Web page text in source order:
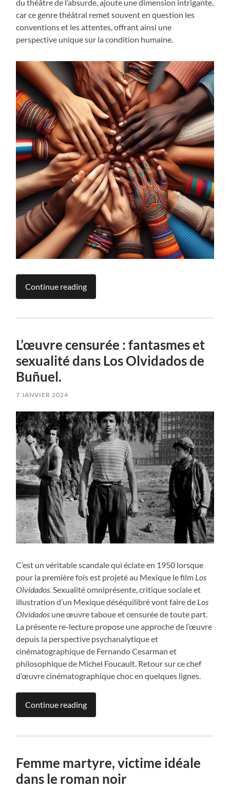
du théâtre de l’absurde, ajoute une dimension intrigante,
car ce genre théâtral remet souvent en question les
conventions et les attentes, offrant ainsi une
perspective unique sur la condition humaine.
Continue reading
L’œuvre censurée : fantasmes et
sexualité dans Los Olvidados de
Buñuel.
7 JANVIER 2024
C’est un véritable scandale qui éclate en 1950 lorsque
pour la première fois est projeté au Mexique le film Los
Olvidados. Sexualité omniprésente, critique sociale et
illustration d’un Mexique déséquilibré vont faire de Los
Olvidados une œuvre taboue et censurée de toute part.
La présente re-lecture propose une approche de l’œuvre
depuis la perspective psychanalytique et
cinématographique de Fernando Cesarman et
philosophique de Michel Foucault. Retour sur ce chef
d’œuvre cinématographique choc en quelques lignes.
Continue reading
Femme martyre, victime idéale
dans le roman noir